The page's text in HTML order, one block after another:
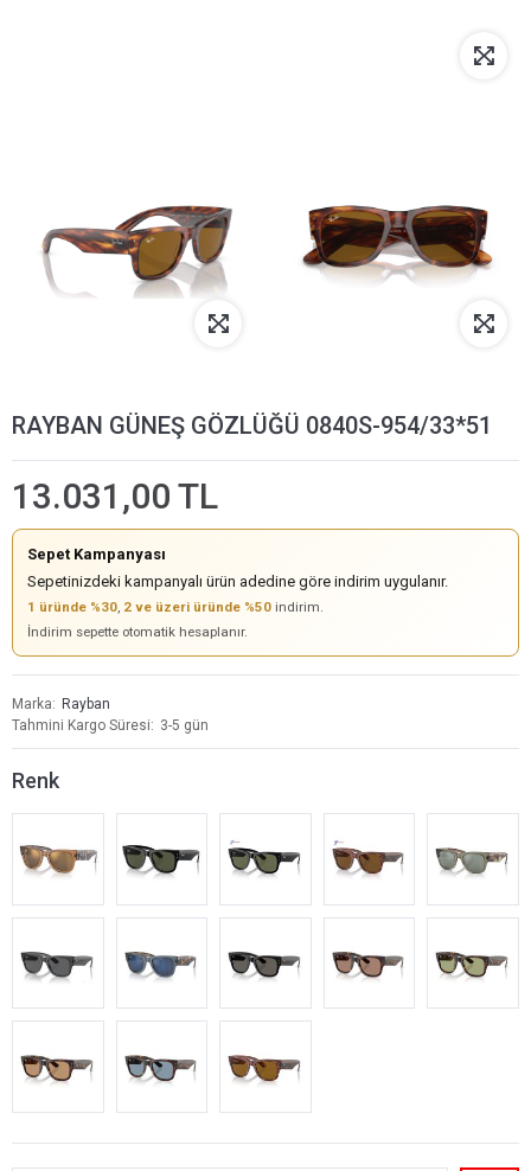
RAYBAN GÜNEŞ GÖZLÜĞÜ 0840S-954/33*51
13.031,00 TL
Sepet Kampanyası
Sepetinizdeki kampanyalı ürün adedine göre indirim uygulanır.
1 üründe %30, 2 ve üzeri üründe %50 indirim.
İndirim sepette otomatik hesaplanır.
Marka
Rayban
Tahmini Kargo Süresi
3-5 gün
Renk